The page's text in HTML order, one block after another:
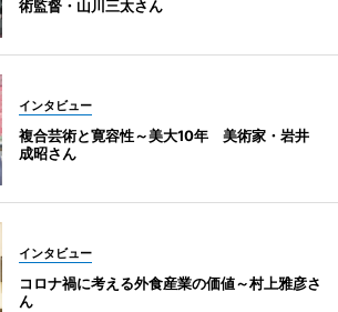
術監督・山川三太さん
インタビュー
複合芸術と寛容性～美大10年 美術家・岩井
成昭さん
インタビュー
コロナ禍に考える外食産業の価値～村上雅彦さ
ん